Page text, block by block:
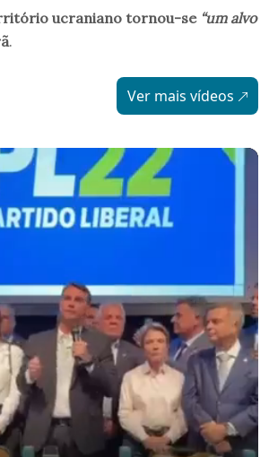
ucraniano tornou-se “um alvo
.
Ver mais vídeos